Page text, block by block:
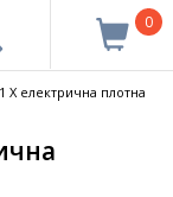
0
X електрична плотна